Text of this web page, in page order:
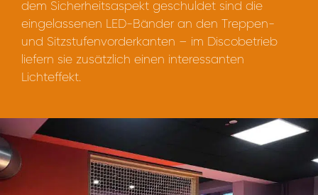
dem Sicherheitsaspekt geschuldet sind die
eingelassenen LED-Bänder an den Treppen-
und Sitzstufenvorderkanten – im Discobetrieb
liefern sie zusätzlich einen interessanten
Lichteffekt.